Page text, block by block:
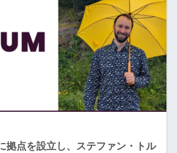
拠点を設立し、ステファン・トル